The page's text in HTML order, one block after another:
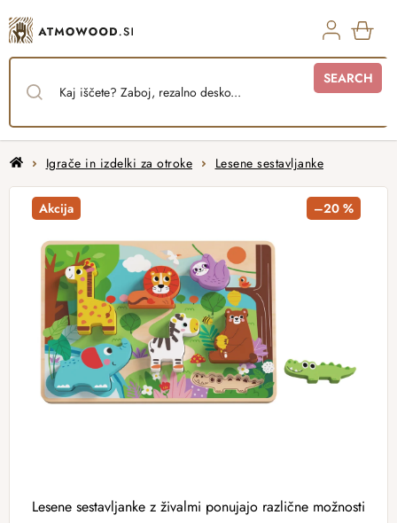
to
content
SEARCH
HomeIgrače in izdelki za otroke Lesene sestavljanke
Lesene sestavljanke z živalmi ponujajo različne možnosti
Akcija –20 %